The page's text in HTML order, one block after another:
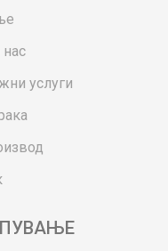
услуги